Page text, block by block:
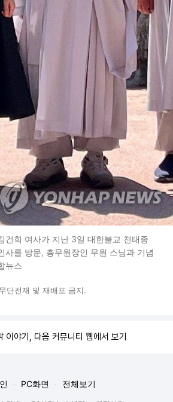
건희 여사가 지난 3일 대한불교 천태종
사를 방문, 총무원장인 무원 스님과 기념
뉴스
단전재 및 재배포 금지.
이야기, 다음 커뮤니티 웹에서 보기
PC화면 전체보기